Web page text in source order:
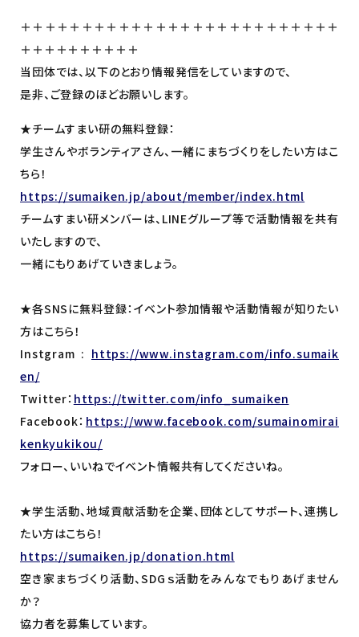
＋＋＋＋＋＋＋＋＋＋＋＋＋＋＋＋＋＋＋＋＋＋＋＋＋＋
＋＋＋＋＋＋＋＋＋＋
当団体では、以下のとおり情報発信をしていますので、
是非、ご登録のほどお願いします。
★チームすまい研の無料登録：
学生さんやボランティアさん、一緒にまちづくりをしたい方はこ
ちら！
https://sumaiken.jp/about/member/index.html
チームすまい研メンバーは、LINEグループ等で活動情報を共有
いたしますので、
一緒にもりあげていきましょう。
★各SNSに無料登録：イベント参加情報や活動情報が知りたい
方はこちら！
Instgram : https://www.instagram.com/info.sumaik
en/
Twitter： https://twitter.com/info_sumaiken
Facebook： https://www.facebook.com/sumainomirai
kenkyukikou/
フォロー、いいねでイベント情報共有してくださいね。
★学生活動、地域貢献活動を企業、団体としてサポート、連携し
たい方はこちら！
https://sumaiken.jp/donation.html
空き家まちづくり活動、SDGｓ活動をみんなでもりあげません
か？
協力者を募集しています。